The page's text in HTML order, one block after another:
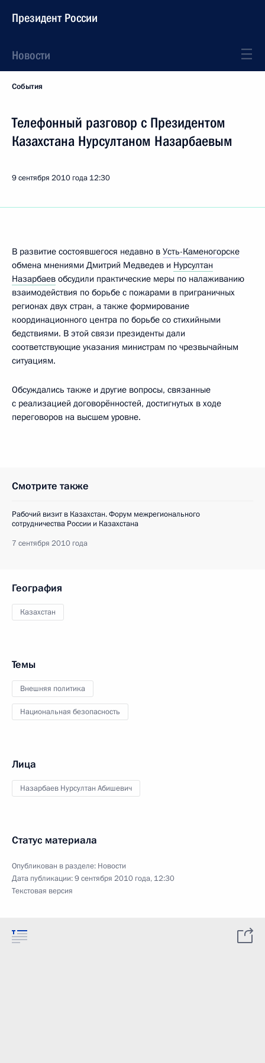
Президент России
Новости
События
Телефонный разговор с Президентом
Казахстана Нурсултаном Назарбаевым
9 сентября 2010 года 12:30
В развитие состоявшегося недавно в Усть-Каменогорске
обмена мнениями Дмитрий Медведев и Нурсултан
Назарбаев обсудили практические меры по налаживанию
взаимодействия по борьбе с пожарами в приграничных
регионах двух стран, а также формирование
координационного центра по борьбе со стихийными
бедствиями. В этой связи президенты дали
соответствующие указания министрам по чрезвычайным
ситуациям.
Обсуждались также и другие вопросы, связанные
с реализацией договорённостей, достигнутых в ходе
переговоров на высшем уровне.
Смотрите также
Рабочий визит в Казахстан. Форум межрегионального
сотрудничества России и Казахстана
7 сентября 2010 года
География
Казахстан
Темы
Внешняя политика
Национальная безопасность
Лица
Назарбаев Нурсултан Абишевич
Статус материала
Опубликован в разделе: Новости
Дата публикации:9 сентября 2010 года, 12:30
Текстовая версия